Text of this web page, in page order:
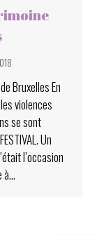
Bruxelles En
violences
se sont
Un
l’occasion
à…